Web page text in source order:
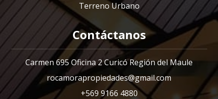
Terreno Urbano
Contáctanos
Carmen 695 Oficina 2 Curicó Región del Maule
rocamorapropiedades@gmail.com
+569 9166 4880